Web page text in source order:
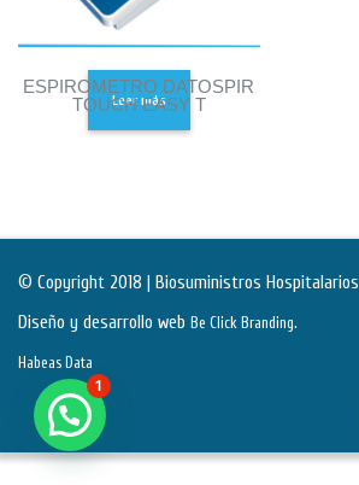
ESPIROMETRO DATOSPIR
TOUCH EASY T
Leer más
© Copyright 2018 | Biosuministros Hospitalarios
Diseño y desarrollo web Be Click Branding.
Habeas Data
1